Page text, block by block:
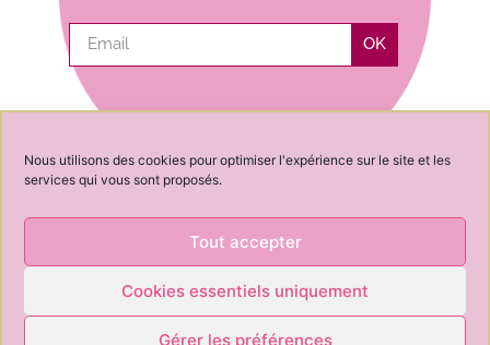
Nous utilisons des cookies pour optimiser l'expérience sur le site et les
services qui vous sont proposés.
Tout accepter
Cookies essentiels uniquement
Gérer les préférences
OK
Contact Conseil À propos de CGV CGU